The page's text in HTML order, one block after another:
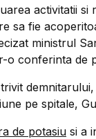
activitatii si
sa fie
ministrul
o conferinta de
pe spitale,
de potasiu si a